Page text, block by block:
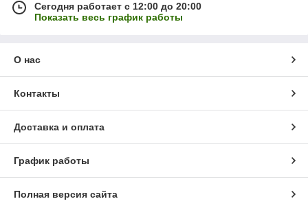
Сегодня работает с 12:00 до 20:00
Показать весь график работы
О нас
Контакты
Доставка и оплата
График работы
Полная версия сайта